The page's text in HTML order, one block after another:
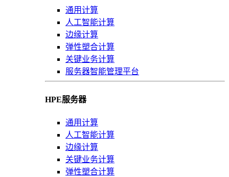
通用计算
人工智能计算
边缘计算
弹性塑合计算
关键业务计算
服务器智能管理平台
HPE服务器
通用计算
人工智能计算
边缘计算
关键业务计算
弹性塑合计算